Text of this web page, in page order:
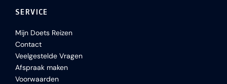
SERVICE
Mijn Doets Reizen
Contact
Veelgestelde Vragen
Afspraak maken
Voorwaarden